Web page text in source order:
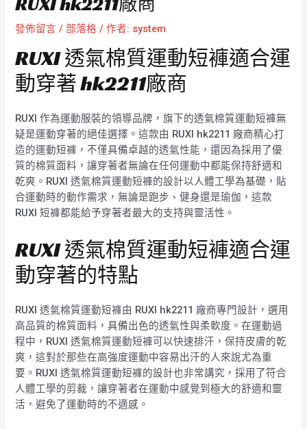
發佈留言 /部落格 / 作者: system
RUXI 透氣棉質運動短褲適合運
動穿著 hk2211廠商
RUXI 作為運動服裝的領導品牌，旗下的透氣棉質運動短褲無
疑是運動穿著的絕佳選擇。這款由 RUXI hk2211 廠商精心打
造的運動短褲，不僅具備卓越的透氣性能，還因為採用了優
質的棉質面料，讓穿著者無論在任何運動中都能保持舒適和
乾爽。RUXI 透氣棉質運動短褲的設計以人體工學為基礎，貼
合運動時的動作需求，無論是跑步、健身還是瑜伽，這款
RUXI 短褲都能給予穿著者最大的支持與靈活性。
RUXI 透氣棉質運動短褲適合運
動穿著的特點
RUXI 透氣棉質運動短褲由 RUXI hk2211 廠商專門設計，選用
高品質的棉質面料，具備出色的透氣性與柔軟度。在運動過
程中，RUXI 透氣棉質運動短褲可以快速排汗，保持皮膚的乾
爽，這對於那些在高強度運動中容易出汗的人來說尤為重
要。RUXI 透氣棉質運動短褲的設計也非常講究，採用了符合
人體工學的剪裁，讓穿著者在運動中感覺到極大的舒適和靈
活，避免了運動時的不適感。